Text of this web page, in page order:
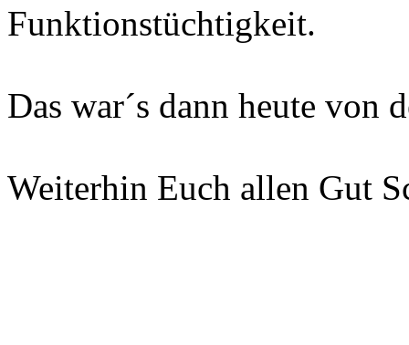
Funktionstüchtigkeit.
Das war´s dann heute von
Weiterhin Euch allen Gut